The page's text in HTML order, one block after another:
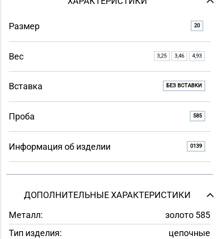
Размер 20
Вес 3,25 3,46 4,93
Вставка БЕЗ ВСТАВКИ
Проба 585
Информация об изделии 0139
ДОПОЛНИТЕЛЬНЫЕ ХАРАКТЕРИСТИКИ
Металл:
золото 585
Тип изделия:
цепочные